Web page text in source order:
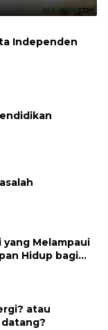
Independen
yang Melampaui
atau